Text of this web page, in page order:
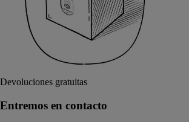
Devoluciones gratuitas
Entremos en contacto